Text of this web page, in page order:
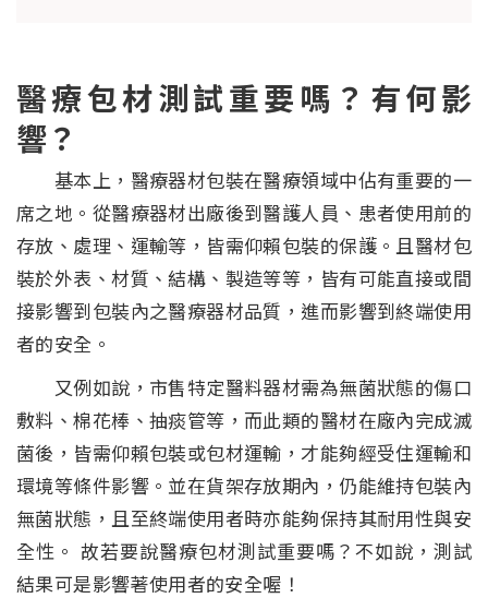
醫療包材測試重要嗎？有何影
響？
基本上，醫療器材包裝在醫療領域中佔有重要的一
席之地。從醫療器材出廠後到醫護人員、患者使用前的
存放、處理、運輸等，皆需仰賴包裝的保護。且醫材包
裝於外表、材質、結構、製造等等，皆有可能直接或間
接影響到包裝內之醫療器材品質，進而影響到終端使用
者的安全。
又例如說，市售特定醫料器材需為無菌狀態的傷口
敷料、棉花棒、抽痰管等，而此類的醫材在廠內完成滅
菌後，皆需仰賴包裝或包材運輸，才能夠經受住運輸和
環境等條件影響。並在貨架存放期內，仍能維持包裝內
無菌狀態，且至終端使用者時亦能夠保持其耐用性與安
全性。 故若要說醫療包材測試重要嗎？不如說，測試
結果可是影響著使用者的安全喔！